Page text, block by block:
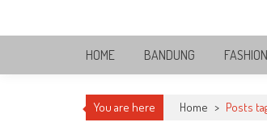
Bandung Side
Sisi Cantik Bandung
HOME BANDUNG FASHION
You are here Home > Posts